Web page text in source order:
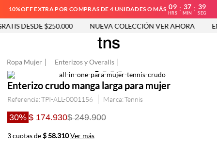
10%OFF EXTRA POR COMPRAS DE 4 UNIDADES O MÁS 09
HRS
: 37
MIN
: 39
SEG
DESDE $250.000 NUEVA COLECCIÓN VER AHORA
Ropa Mujer Enterizos y Overalls
Enterizo crudo manga larga para mujer
Referencia:TPI-ALL-0001156 Tennis
30% $ 174.930$ 249.900
3 cuotas de$ 58.310Ver más